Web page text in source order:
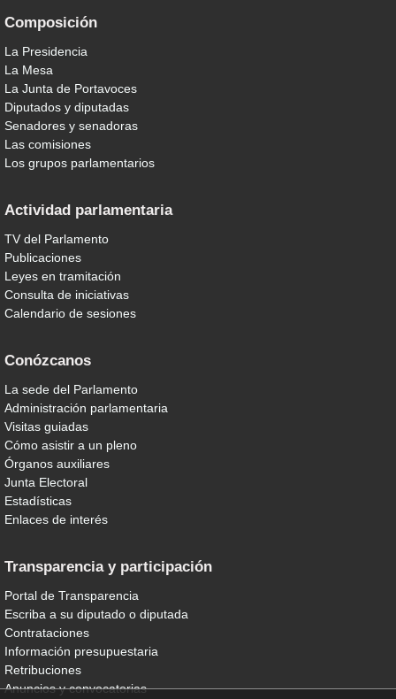
Composición
La Presidencia
La Mesa
La Junta de Portavoces
Diputados y diputadas
Senadores y senadoras
Las comisiones
Los grupos parlamentarios
Actividad parlamentaria
TV del Parlamento
Publicaciones
Leyes en tramitación
Consulta de iniciativas
Calendario de sesiones
Conózcanos
La sede del Parlamento
Administración parlamentaria
Visitas guiadas
Cómo asistir a un pleno
Órganos auxiliares
Junta Electoral
Estadísticas
Enlaces de interés
Transparencia y participación
Portal de Transparencia
Escriba a su diputado o diputada
Contrataciones
Información presupuestaria
Retribuciones
Anuncios y convocatorias